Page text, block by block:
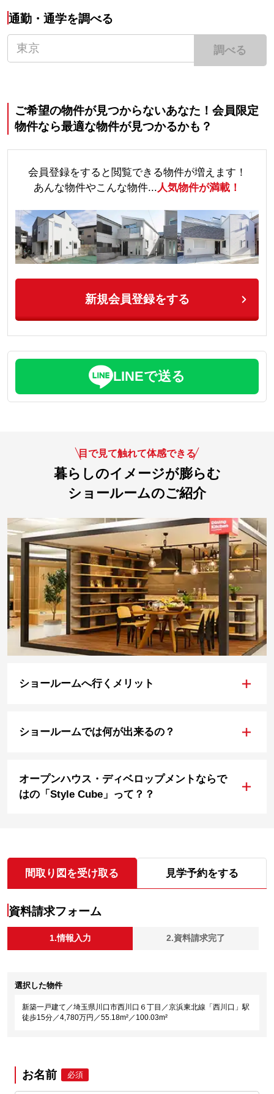
通勤・通学を調べる
調べる
ご希望の物件が見つからないあなた！会員限定
物件なら最適な物件が見つかるかも？
会員登録をすると閲覧できる物件が増えます！
あんな物件やこんな物件...人気物件が満載！
新規会員登録をする
LINEで送る
目で見て触れて体感できる
暮らしのイメージが膨らむ
ショールームのご紹介
ショールームへ行くメリット +
ショールームでは何が出来るの？ +
オープンハウス・ディベロップメントならで
はの「Style Cube」って？？
+
間取り図を受け取る 見学予約をする
資料請求フォーム
1.情報入力 2.資料請求完了
選択した物件
新築一戸建て／埼玉県川口市西川口６丁目／京浜東北線「西川口」駅
徒歩15分／4,780万円／55.18m²／100.03m²
お名前 必須